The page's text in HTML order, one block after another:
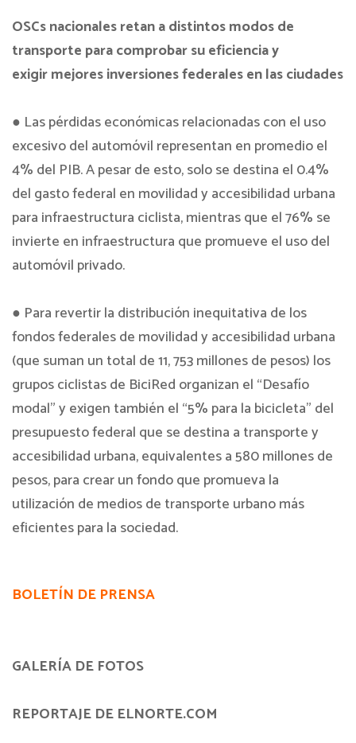
OSCs nacionales retan a distintos modos de
transporte para comprobar su eficiencia y
exigir mejores inversiones federales en las ciudades
● Las pérdidas económicas relacionadas con el uso
excesivo del automóvil representan en promedio el
4% del PIB. A pesar de esto, solo se destina el 0.4%
del gasto federal en movilidad y accesibilidad urbana
para infraestructura ciclista, mientras que el 76% se
invierte en infraestructura que promueve el uso del
automóvil privado.
● Para revertir la distribución inequitativa de los
fondos federales de movilidad y accesibilidad urbana
(que suman un total de 11, 753 millones de pesos) los
grupos ciclistas de BiciRed organizan el “Desafío
modal” y exigen también el “5% para la bicicleta” del
presupuesto federal que se destina a transporte y
accesibilidad urbana, equivalentes a 580 millones de
pesos, para crear un fondo que promueva la
utilización de medios de transporte urbano más
eficientes para la sociedad.
BOLETÍN DE PRENSA
GALERÍA DE FOTOS
REPORTAJE DE ELNORTE.COM